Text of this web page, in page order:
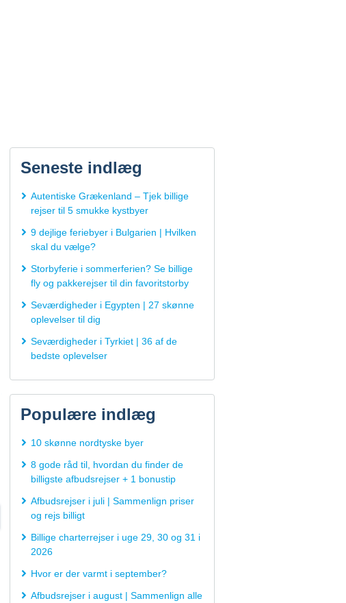
Seneste indlæg
Autentiske Grækenland – Tjek billige
rejser til 5 smukke kystbyer
9 dejlige feriebyer i Bulgarien | Hvilken
skal du vælge?
Storbyferie i sommerferien? Se billige
fly og pakkerejser til din favoritstorby
Seværdigheder i Egypten | 27 skønne
oplevelser til dig
Seværdigheder i Tyrkiet | 36 af de
bedste oplevelser
Populære indlæg
10 skønne nordtyske byer
8 gode råd til, hvordan du finder de
billigste afbudsrejser + 1 bonustip
Afbudsrejser i juli | Sammenlign priser
og rejs billigt
Billige charterrejser i uge 29, 30 og 31 i
2026
Hvor er der varmt i september?
Afbudsrejser i august | Sammenlign alle